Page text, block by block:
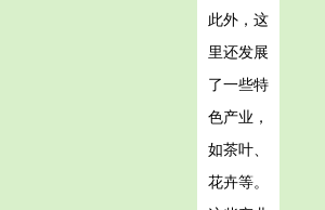
此外，这
里还发展
了一些特
色产业，
如茶叶、
花卉等。